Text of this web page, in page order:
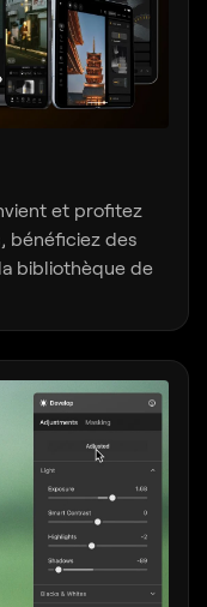
et profitez
bénéficiez des
bibliothèque de